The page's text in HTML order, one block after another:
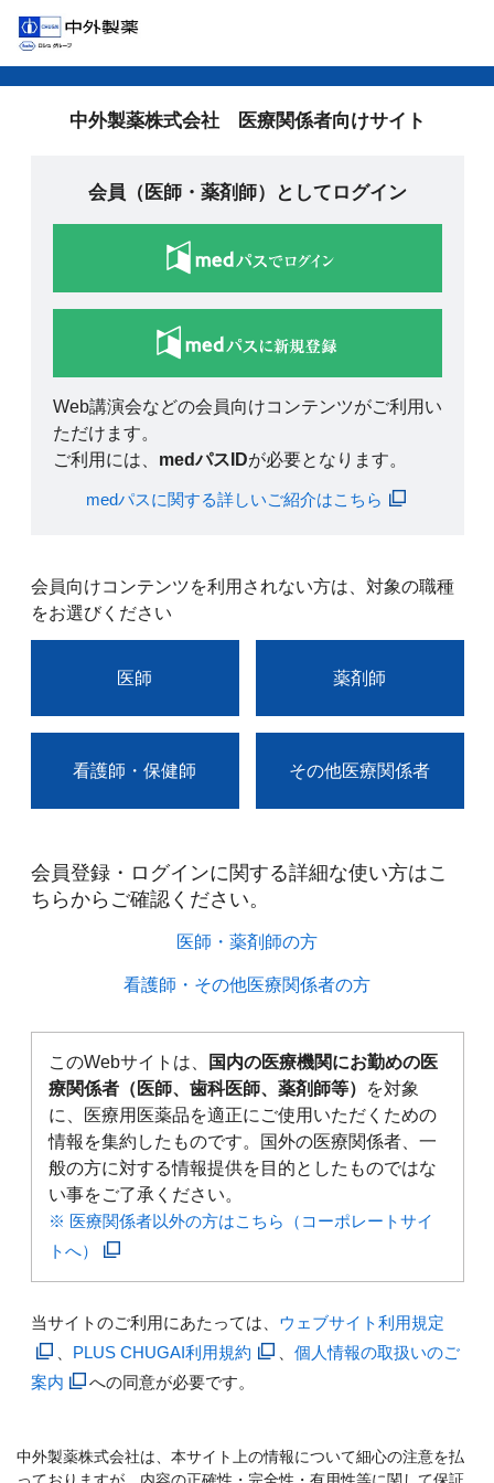
中外製薬株式会社 医療関係者向けサイト
会員（医師・薬剤師）としてログイン
Web講演会などの会員向けコンテンツがご利用い
ただけます。
ご利用には、 medパスIDが必要となります。
medパスに関する詳しいご紹介はこちら
会員向けコンテンツを利用されない方は、対象の職種
をお選びください
医師 薬剤師
看護師・保健師 その他医療関係者
会員登録・ログインに関する詳細な使い方はこ
ちらからご確認ください。​
医師・薬剤師の方​
看護師・その他医療関係者の方​
このWebサイトは、
国内の医療機関にお勤めの医
療関係者（医師、歯科医師、薬剤師等）
を対象
に、医療用医薬品を適正にご使用いただくための
情報を集約したものです。国外の医療関係者、一
般の方に対する情報提供を目的としたものではな
い事をご了承ください。
※ 医療関係者以外の方はこちら（コーポレートサイ
トへ）
当サイトのご利用にあたっては、 ウェブサイト利用規定
PLUS CHUGAI利用規約
個人情報の取扱いのご
案内
への同意が必要です。
中外製薬株式会社は、本サイト上の情報について細心の注意を払
っておりますが、内容の正確性・完全性・有用性等に関して保証